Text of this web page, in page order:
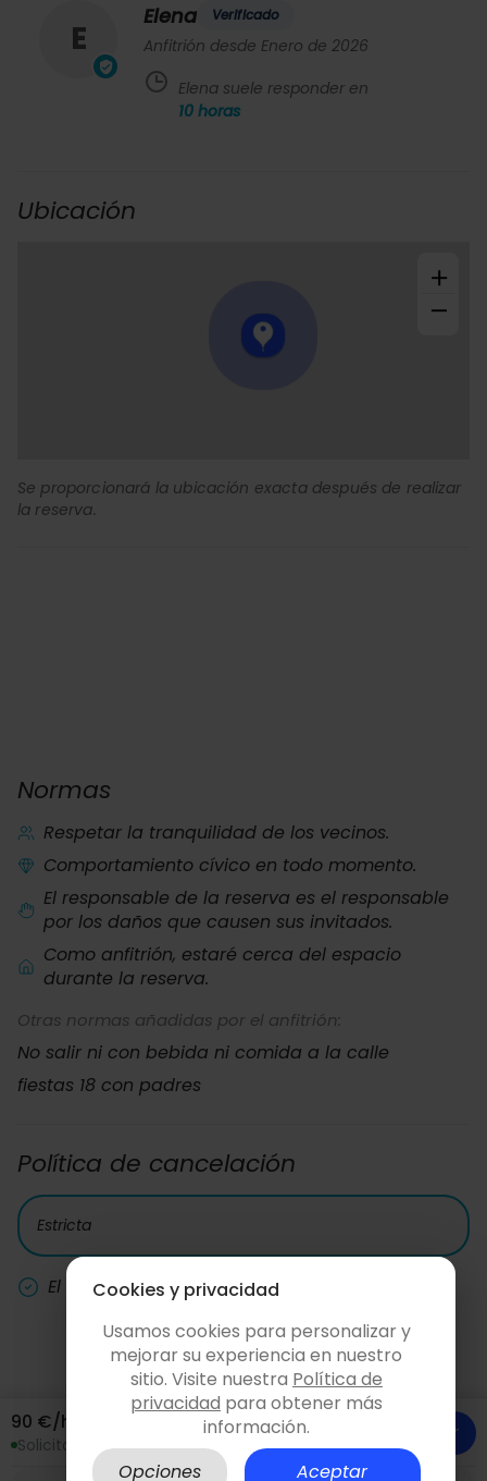
E
Elena Verificado
Anfitrión desde Enero de 2026
Elena suele responder en
10 horas
Ubicación
+
−
Se proporcionará la ubicación exacta después de realizar
la reserva.
Normas
Respetar la tranquilidad de los vecinos.
Comportamiento cívico en todo momento.
El responsable de la reserva es el responsable
por los daños que causen sus invitados.
Como anfitrión, estaré cerca del espacio
durante la reserva.
Otras normas añadidas por el anfitrión:
No salir ni con bebida ni comida a la calle
fiestas 18 con padres
Política de cancelación
Estricta
El coste de la fianza siempre se devuelve.
90 €/hora
Solicita sin compromiso Consultar y reservar
Cookies y privacidad
Usamos cookies para personalizar y
mejorar su experiencia en nuestro
sitio. Visite nuestra Política de
privacidad para obtener más
información.
Opciones
Aceptar